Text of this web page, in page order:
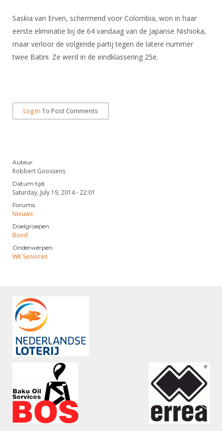
Verenigingsondersteuning
Witte Vlekkenplan
Oprichting Vereniging
Nieuws
Aanvragen van scheidsrechters
Verwerk wedstrijduitslagen
NK organiseren
Geschiedenis van het schermen
Archief
Infotheek
Touché
Saskia van Erven, schermend voor Colombia, won in haar
eerste eliminatie bij de 64 vandaag van de Japanse Nishioka,
maar verloor de volgende partij tegen de latere nummer
twee Batini. Ze werd in de eindklassering 25e.
Log In To Post Comments
Auteur:
Robbert Goossens
Datum tijd:
Saturday, July 19, 2014 - 22:01
Forums:
Nieuws
Doelgroepen:
Bond
Onderwerpen:
WK Senioren